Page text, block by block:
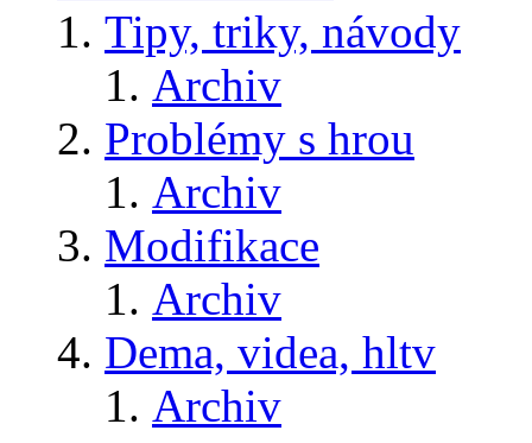
Tipy, triky, návody
Archiv
Problémy s hrou
Archiv
Modifikace
Archiv
Dema, videa, hltv
Archiv